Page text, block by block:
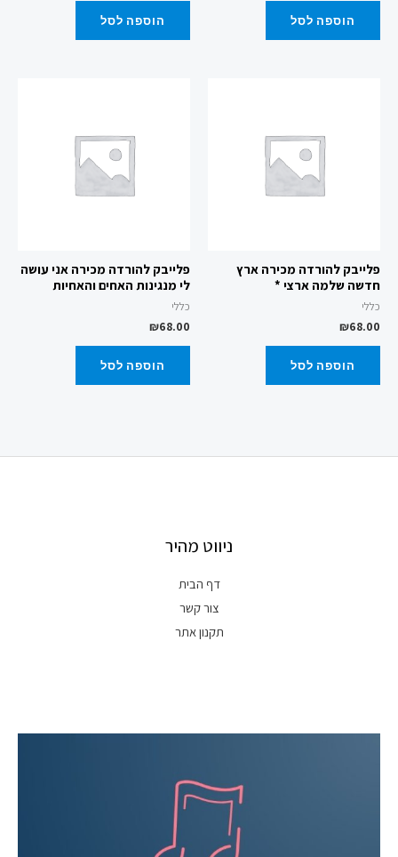
הוספה לסל הוספה לסל
פלייבק להורדה מכירה ארץ
חדשה שלמה ארצי *
כללי
₪68.00
הוספה לסל
פלייבק להורדה מכירה אני עושה
לי מנגינות האחים והאחיות
כללי
₪68.00
הוספה לסל
ניווט מהיר
דף הבית
צור קשר
תקנון אתר